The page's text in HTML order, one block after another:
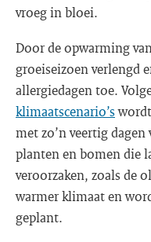
vroeg in bloei.
Door de opwarming
groeiseizoen verlengd
allergiedagen toe.
klimaatscenario’s
met zo’n veertig
planten en bomen die
veroorzaken, zoals de
warmer klimaat en
geplant.